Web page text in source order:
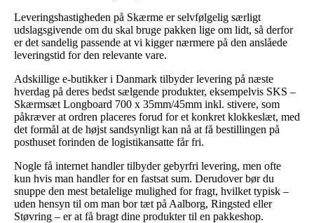
Leveringshastigheden på Skærme er selvfølgelig særligt
udslagsgivende om du skal bruge pakken lige om lidt, så derfor
er det sandelig passende at vi kigger nærmere på den anslåede
leveringstid for den relevante vare.
Adskillige e-butikker i Danmark tilbyder levering på næste
hverdag på deres bedst sælgende produkter, eksempelvis SKS –
Skærmsæt Longboard 700 x 35mm/45mm inkl. stivere, som
påkræver at ordren placeres forud for et konkret klokkeslæt, med
det formål at de højst sandsynligt kan nå at få bestillingen på
posthuset forinden de logistikansatte får fri.
Nogle få internet handler tilbyder gebyrfri levering, men ofte
kun hvis man handler for en fastsat sum. Derudover bør du
snuppe den mest betalelige mulighed for fragt, hvilket typisk –
uden hensyn til om man bor tæt på Aalborg, Ringsted eller
Støvring – er at få bragt dine produkter til en pakkeshop.